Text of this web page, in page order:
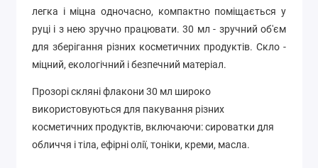
легка і міцна одночасно, компактно поміщається у
руці і з нею зручно працювати. 30 мл - зручний об'єм
для зберігання різних косметичних продуктів. Скло -
міцний, екологічний і безпечний матеріал.
Прозорі скляні флакони 30 мл широко
використовуються для пакування різних
косметичних продуктів, включаючи: сироватки для
обличчя і тіла, ефірні олії, тоніки, креми, масла.